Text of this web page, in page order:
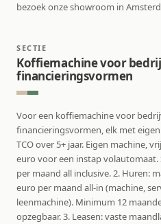
bezoek onze showroom in
SECTIE
Koffiemachine voor
financieringsvormen
Voor een koffiemachine voor
financieringsvormen, elk met
TCO over 5+ jaar. Eigen machine,
euro voor een instap volautomaat.
per maand all inclusive. 2. Huren:
euro per maand all-in (machine,
leenmachine). Minimum 12
opzegbaar. 3. Leasen: vaste